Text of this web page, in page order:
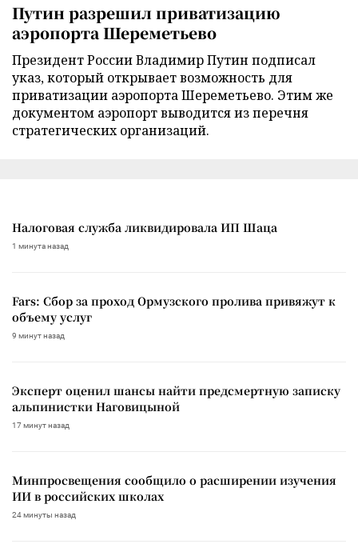
Путин разрешил приватизацию
аэропорта Шереметьево
Президент России Владимир Путин подписал
указ, который открывает возможность для
приватизации аэропорта Шереметьево. Этим же
документом аэропорт выводится из перечня
стратегических организаций.
Налоговая служба ликвидировала ИП Шаца
1 минута назад
Fars: Сбор за проход Ормузского пролива привяжут к
объему услуг
9 минут назад
Эксперт оценил шансы найти предсмертную записку
альпинистки Наговицыной
17 минут назад
Минпросвещения сообщило о расширении изучения
ИИ в российских школах
24 минуты назад